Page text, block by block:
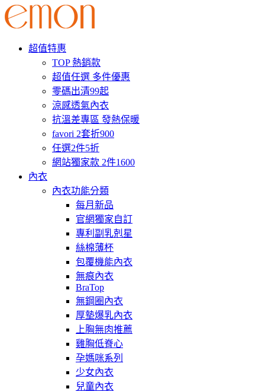
超值特惠
TOP 熱銷款
超值任選 多件優惠
零碼出清99起
涼感透氣內衣
抗溫差專區 發熱保暖
favori 2套折900
任選2件5折
網站獨家款 2件1600
內衣
內衣功能分類
每月新品
官網獨家自訂
專利副乳剋星
絲棉薄杯
包覆機能內衣
無痕內衣
BraTop
無鋼圈內衣
厚墊爆乳內衣
上胸無肉推薦
雞胸低脊心
孕媽咪系列
少女內衣
兒童內衣